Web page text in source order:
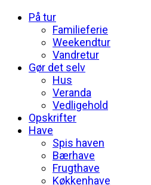
På tur
Familieferie
Weekendtur
Vandretur
Gør det selv
Hus
Veranda
Vedligehold
Opskrifter
Have
Spis haven
Bærhave
Frugthave
Køkkenhave